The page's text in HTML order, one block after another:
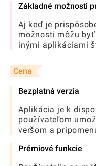
Základné možnosti
Aj keď je
možnosti môžu
inými aplikáciami
Cena
Bezplatná verzia
Aplikácia je k
používateľom
veršom a
Prémiové funkcie